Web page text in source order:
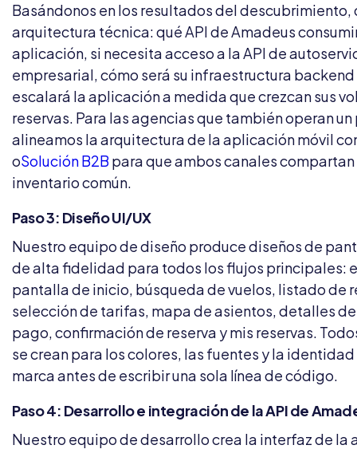
Basándonos en los resultados del descubrimiento,
arquitectura técnica: qué API de Amadeus
aplicación, si necesita acceso a la API de
empresarial, cómo será su infraestructura backend
escalará la aplicación a medida que crezcan sus
reservas. Para las agencias que también operan
alineamos la arquitectura de la aplicación móvil
oSolución B2Bpara que ambos canales
inventario común.
Paso 3: Diseño UI/UX
Nuestro equipo de diseño produce diseños de
de alta fidelidad para todos los flujos principales:
pantalla de inicio, búsqueda de vuelos, listado de
selección de tarifas, mapa de asientos, detalles
pago, confirmación de reserva y mis reservas.
se crean para los colores, las fuentes y la identidad
marca antes de escribir una sola línea de código.
Paso 4: Desarrollo e integración de la API de
Nuestro equipo de desarrollo crea la interfaz de la